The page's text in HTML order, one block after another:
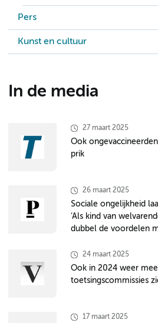
Pers
Kunst en cultuur
In de media
27 maart 2025
Ook
prik
26 maart 2025
Sociale ongelijkheid
‘Als kind van
dubbel de voordelen
24 maart 2025
Ook in 2024 weer
toetsingscommissies
17 maart 2025